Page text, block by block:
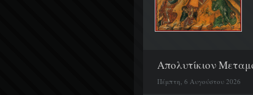
Απολυτίκιον
Πέμπτη, 6 Αυγούστου 2026